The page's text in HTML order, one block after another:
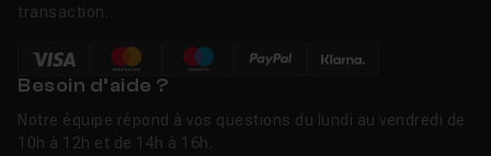
transaction.
Besoin d’aide ?
Notre équipe répond à vos questions du lundi au vendredi de
10h à 12h et de 14h à 16h.